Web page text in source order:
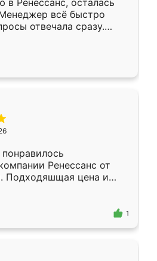
в Ренессанс, осталась
всё быстро
отвечала сразу.
в субботу, подошёл к
Собрали
аккуратно, даже
Ренессанс от
Подходяшщая цена и
Приехавший
Владислав
эскизу самый
1